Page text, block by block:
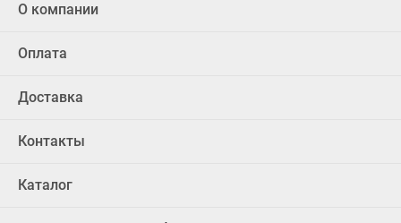
О компании
Оплата
Доставка
Контакты
Каталог